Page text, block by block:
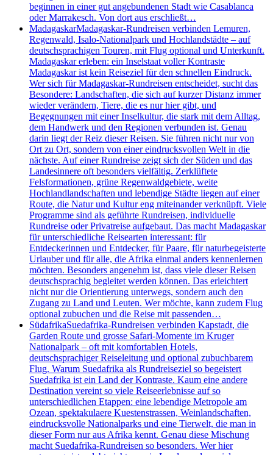
beginnen in einer gut angebundenen Stadt wie Casablanca
oder Marrakesch. Von dort aus erschließt…
MadagaskarMadagaskar-Rundreisen verbinden Lemuren,
Regenwald, Isalo-Nationalpark und Hochlandstädte – auf
deutschsprachigen Touren, mit Flug optional und Unterkunft.
Madagaskar erleben: ein Inselstaat voller Kontraste
Madagaskar ist kein Reiseziel für den schnellen Eindruck.
Wer sich für Madagaskar-Rundreisen entscheidet, sucht das
Besondere: Landschaften, die sich auf kurzer Distanz immer
wieder verändern, Tiere, die es nur hier gibt, und
Begegnungen mit einer Inselkultur, die stark mit dem Alltag,
dem Handwerk und den Regionen verbunden ist. Genau
darin liegt der Reiz dieser Reisen. Sie führen nicht nur von
Ort zu Ort, sondern von einer eindrucksvollen Welt in die
nächste. Auf einer Rundreise zeigt sich der Süden und das
Landesinnere oft besonders vielfältig. Zerklüftete
Felsformationen, grüne Regenwaldgebiete, weite
Hochlandlandschaften und lebendige Städte liegen auf einer
Route, die Natur und Kultur eng miteinander verknüpft. Viele
Programme sind als geführte Rundreisen, individuelle
Rundreise oder Privatreise aufgebaut. Das macht Madagaskar
für unterschiedliche Reisearten interessant: für
Entdeckerinnen und Entdecker, für Paare, für naturbegeisterte
Urlauber und für alle, die Afrika einmal anders kennenlernen
möchten. Besonders angenehm ist, dass viele dieser Reisen
deutschsprachig begleitet werden können. Das erleichtert
nicht nur die Orientierung unterwegs, sondern auch den
Zugang zu Land und Leuten. Wer möchte, kann zudem Flug
optional zubuchen und die Reise mit passenden…
SüdafrikaSuedafrika-Rundreisen verbinden Kapstadt, die
Garden Route und grosse Safari-Momente im Kruger
Nationalpark – oft mit komfortablen Hotels,
deutschsprachiger Reiseleitung und optional zubuchbarem
Flug. Warum Suedafrika als Rundreiseziel so begeistert
Suedafrika ist ein Land der Kontraste. Kaum eine andere
Destination vereint so viele Reiseerlebnisse auf so
unterschiedlichen Etappen: eine lebendige Metropole am
Ozean, spektakulaere Kuestenstrassen, Weinlandschaften,
eindrucksvolle Nationalparks und eine Tierwelt, die man in
dieser Form nur aus Afrika kennt. Genau diese Mischung
macht Suedafrika-Rundreisen so besonders. Wer hier